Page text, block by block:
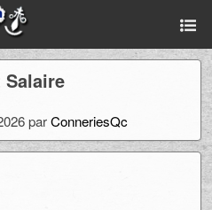
Salaire
parConneriesQc